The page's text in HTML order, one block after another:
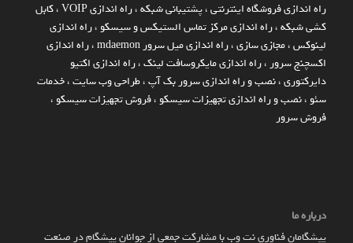
راه اندازي فروشگاه اينترنتي،پشتیبانی شبکه،راه اندازی VOIP ،کابل
کشی شبکه،راه اندازی مرکز تماس الستیکس و سیسکو ،راه اندازی
لینوکس،مجازی سازی،راه اندازی میل سرور mdaemon ،راه اندازی
اکسچنج سرور ،راه اندازی مایکروسافت لینک،راه اندازی اکتیو
دایرکتوری،نصب و راه اندازی سرور بک آپ،طراحی وب سایت،خدمات
سئو ،نصب و راه اندازی تجهیزات سیسکو ،فروش تجهیزات سیسکو ،
فروش سرور
درباره ما
پیشگامان فناوری نت وب با مشارکت جمعی از جوانان پیشگام در صنعت